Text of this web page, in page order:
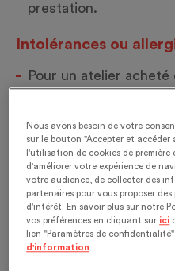
prestation.
Intolérances ou
Pour un atelier acheté
jours ouvrables avant
Pour un atelier privé,
contacter par e-mail à
au moins 10 jours
convenue.
Nous avons besoin de votre
sur le bouton "Accepter et accéder
l'utilisation de cookies de
d'améliorer votre expérience de
votre audience, de collecter des
partenaires pour vous proposer
d'intérêt. En savoir plus sur notre
vos préférences en cliquant sur ici
lien "Paramètres de
d'information